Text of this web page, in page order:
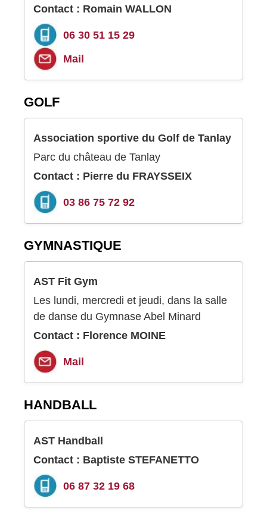
Contact : Romain WALLON
06 30 51 15 29
Mail
GOLF
Association sportive du Golf de Tanlay
Parc du château de Tanlay
Contact : Pierre du FRAYSSEIX
03 86 75 72 92
GYMNASTIQUE
AST Fit Gym
Les lundi, mercredi et jeudi, dans la salle
de danse du Gymnase Abel Minard
Contact : Florence MOINE
Mail
HANDBALL
AST Handball
Contact : Baptiste STEFANETTO
06 87 32 19 68